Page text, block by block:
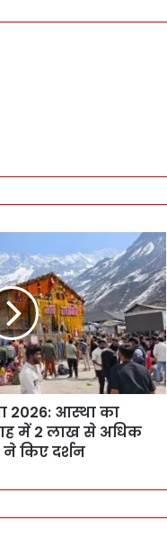
2026: आस्था का
में 2 लाख से अधिक
किए दर्शन